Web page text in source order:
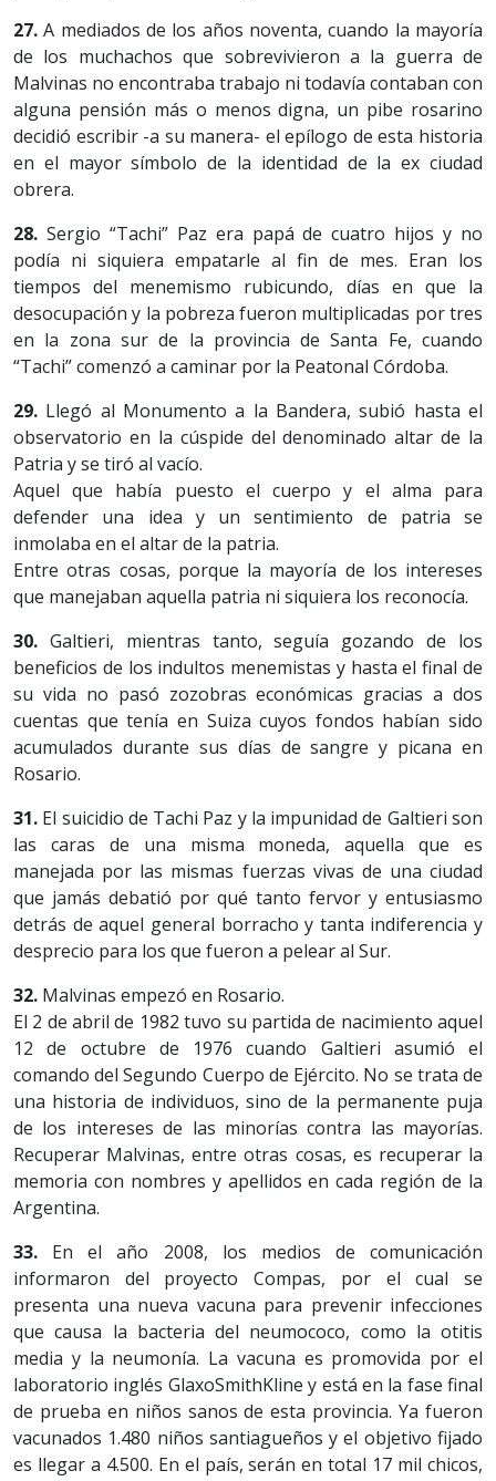
27.A mediados de los años noventa, cuando la mayoría
de los muchachos que sobrevivieron a la guerra de
Malvinas no encontraba trabajo ni todavía contaban con
alguna pensión más o menos digna, un pibe rosarino
decidió escribir -a su manera- el epílogo de esta historia
en el mayor símbolo de la identidad de la ex ciudad
obrera.
28. Sergio “Tachi” Paz era papá de cuatro hijos y no
podía ni siquiera empatarle al fin de mes. Eran los
tiempos del menemismo rubicundo, días en que la
desocupación y la pobreza fueron multiplicadas por tres
en la zona sur de la provincia de Santa Fe, cuando
“Tachi” comenzó a caminar por la Peatonal Córdoba.
29. Llegó al Monumento a la Bandera, subió hasta el
observatorio en la cúspide del denominado altar de la
Patria y se tiró al vacío.
Aquel que había puesto el cuerpo y el alma para
defender una idea y un sentimiento de patria se
inmolaba en el altar de la patria.
Entre otras cosas, porque la mayoría de los intereses
que manejaban aquella patria ni siquiera los reconocía.
30. Galtieri, mientras tanto, seguía gozando de los
beneficios de los indultos menemistas y hasta el final de
su vida no pasó zozobras económicas gracias a dos
cuentas que tenía en Suiza cuyos fondos habían sido
acumulados durante sus días de sangre y picana en
Rosario.
31. El suicidio de Tachi Paz y la impunidad de Galtieri son
las caras de una misma moneda, aquella que es
manejada por las mismas fuerzas vivas de una ciudad
que jamás debatió por qué tanto fervor y entusiasmo
detrás de aquel general borracho y tanta indiferencia y
desprecio para los que fueron a pelear al Sur.
32. Malvinas empezó en Rosario.
El 2 de abril de 1982 tuvo su partida de nacimiento aquel
12 de octubre de 1976 cuando Galtieri asumió el
comando del Segundo Cuerpo de Ejército. No se trata de
una historia de individuos, sino de la permanente puja
de los intereses de las minorías contra las mayorías.
Recuperar Malvinas, entre otras cosas, es recuperar la
memoria con nombres y apellidos en cada región de la
Argentina.
33. En el año 2008, los medios de comunicación
informaron del proyecto Compas, por el cual se
presenta una nueva vacuna para prevenir infecciones
que causa la bacteria del neumococo, como la otitis
media y la neumonía. La vacuna es promovida por el
laboratorio inglés GlaxoSmithKline y está en la fase final
de prueba en niños sanos de esta provincia. Ya fueron
vacunados 1.480 niños santiagueños y el objetivo fijado
es llegar a 4.500. En el país, serán en total 17 mil chicos,